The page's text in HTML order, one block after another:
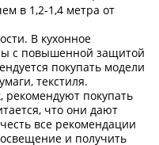
в 1,2-1,4 метра от
В кухонное
с повышенной защитой
покупать модели
текстиля.
покупать
что они дают
все рекомендации
и получить